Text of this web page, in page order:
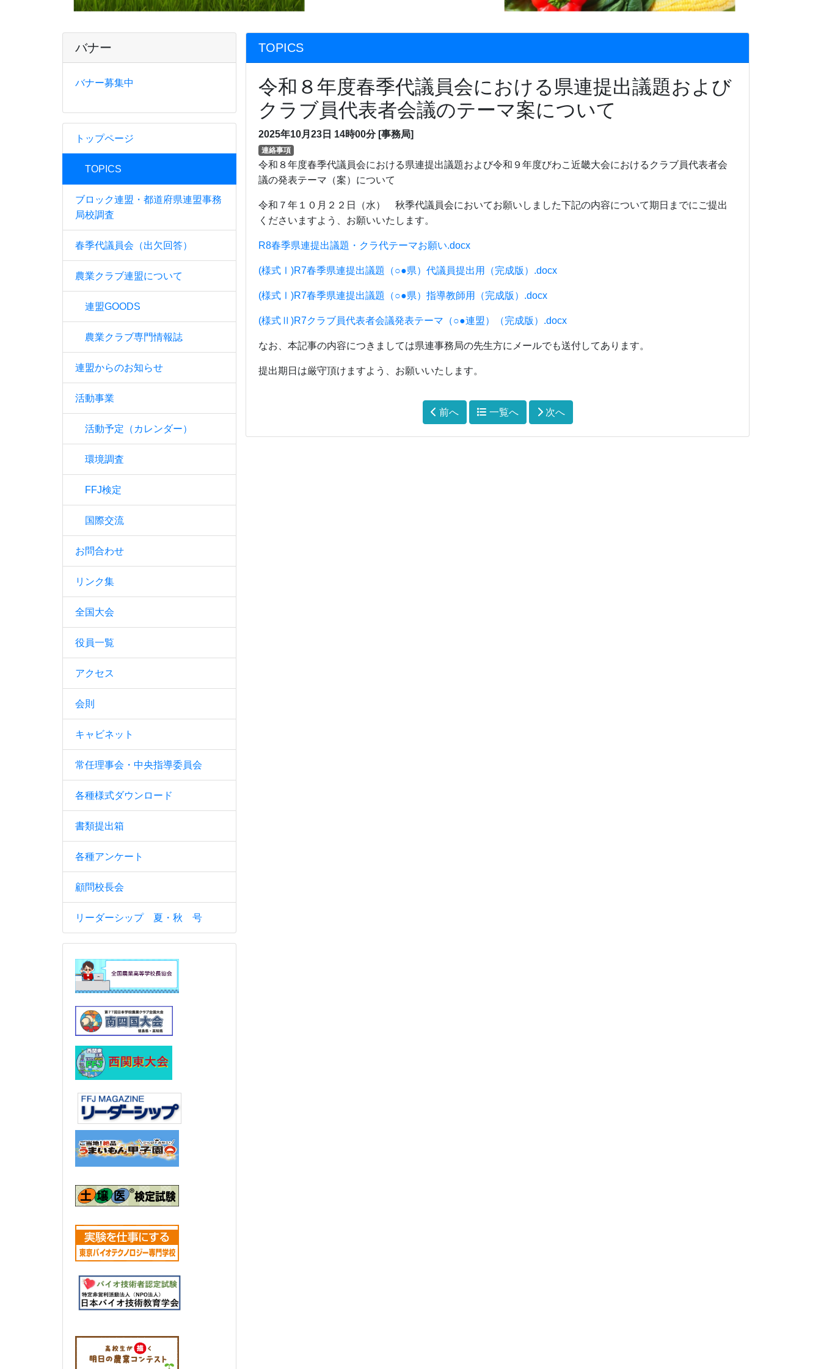
バナー
バナー募集中
トップページ
TOPICS
ブロック連盟・都道府県連盟事務
局校調査
春季代議員会（出欠回答）
農業クラブ連盟について
連盟GOODS
農業クラブ専門情報誌
連盟からのお知らせ
活動事業
活動予定（カレンダー）
環境調査
FFJ検定
国際交流
お問合わせ
リンク集
全国大会
役員一覧
アクセス
会則
キャビネット
常任理事会・中央指導委員会
各種様式ダウンロード
書類提出箱
各種アンケート
顧問校長会
リーダーシップ 夏・秋 号
TOPICS
令和８年度春季代議員会における県連提出議題および
クラブ員代表者会議のテーマ案について
2025年10月23日 14時00分 [事務局]
連絡事項
令和８年度春季代議員会における県連提出議題および令和９年度びわこ近畿大会におけるクラブ員代表者会
議の発表テーマ（案）について
令和７年１０月２２日（水） 秋季代議員会においてお願いしました下記の内容について期日までにご提出
くださいますよう、お願いいたします。
R8春季県連提出議題・クラ代テーマお願い.docx
(様式Ⅰ)R7春季県連提出議題（○●県）代議員提出用（完成版）.docx
(様式Ⅰ)R7春季県連提出議題（○●県）指導教師用（完成版）.docx
(様式Ⅱ)R7クラブ員代表者会議発表テーマ（○●連盟）（完成版）.docx
なお、本記事の内容につきましては県連事務局の先生方にメールでも送付してあります。
提出期日は厳守頂けますよう、お願いいたします。
前へ 一覧へ 次へ